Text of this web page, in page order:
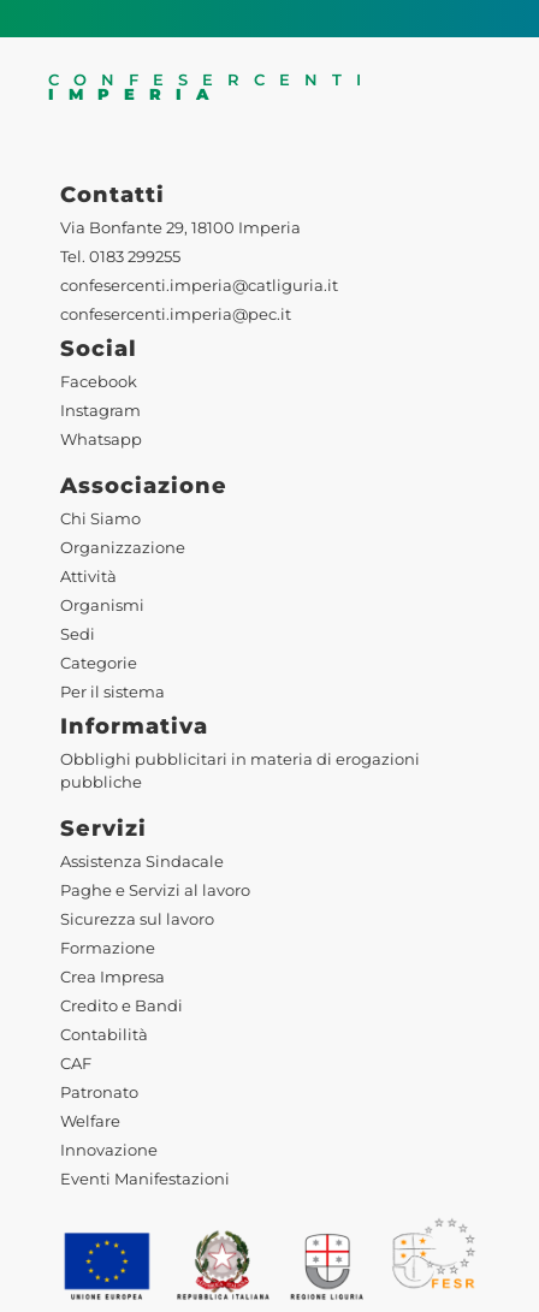
CONFESERCENTI
IMPERIA
Contatti
Via Bonfante 29, 18100 Imperia
Tel. 0183 299255
confesercenti.imperia@catliguria.it
confesercenti.imperia@pec.it
Social
Facebook
Instagram
Whatsapp
Associazione
Chi Siamo
Organizzazione
Attività
Organismi
Sedi
Categorie
Per il sistema
Informativa
Obblighi pubblicitari in materia di erogazioni
pubbliche
Servizi
Assistenza Sindacale
Paghe e Servizi al lavoro
Sicurezza sul lavoro
Formazione
Crea Impresa
Credito e Bandi
Contabilità
CAF
Patronato
Welfare
Innovazione
Eventi Manifestazioni